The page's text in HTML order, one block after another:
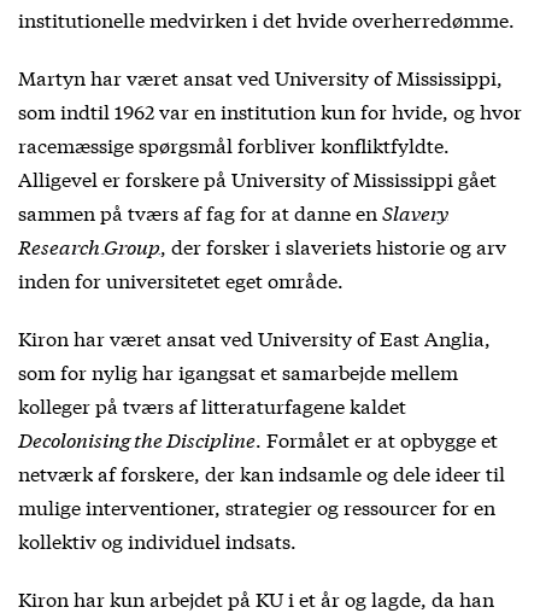
institutionelle medvirken i det hvide overherredømme.
Martyn har været ansat ved University of Mississippi,
som indtil 1962 var en institution kun for hvide, og hvor
racemæssige spørgsmål forbliver konfliktfyldte.
Alligevel er forskere på University of Mississippi gået
sammen på tværs af fag for at danne en Slavery
Research Group, der forsker i slaveriets historie og arv
inden for universitetet eget område.
Kiron har været ansat ved University of East Anglia,
som for nylig har igangsat et samarbejde mellem
kolleger på tværs af litteraturfagene kaldet
Decolonising the Discipline. Formålet er at opbygge et
netværk af forskere, der kan indsamle og dele ideer til
mulige interventioner, strategier og ressourcer for en
kollektiv og individuel indsats.
Kiron har kun arbejdet på KU i et år og lagde, da han